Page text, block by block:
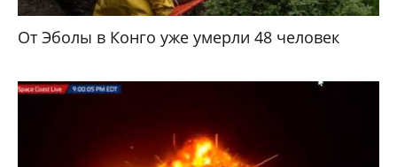
От Эболы в Конго уже умерли 48 человек